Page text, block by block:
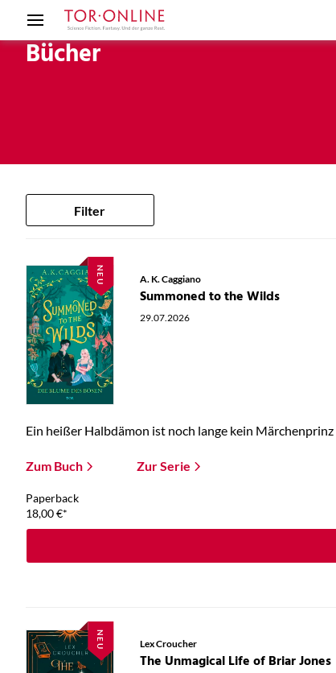
Bücher
Filter
NEU A. K. Caggiano
Summoned to the Wilds
29.07.2026
Ein heißer Halbdämon ist noch lange kein Märchenprinz
Zum Buch Zur Serie
Paperback
18,00€*
NEU Lex Croucher
The Unmagical Life of Briar Jones